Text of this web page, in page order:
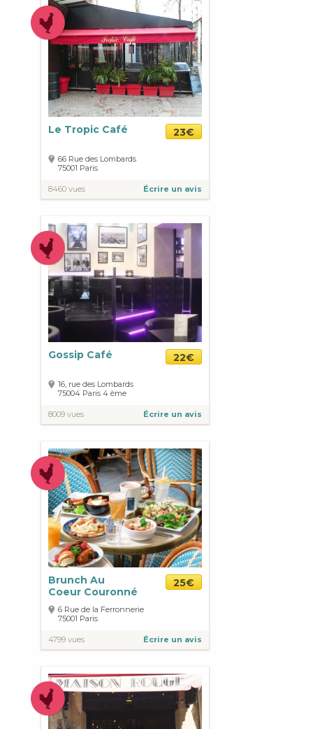
Le Tropic Café 23€
66 Rue des Lombards
75001 Paris
8460 vues Écrire un avis
Gossip Café 22€
16, rue des Lombards
75004 Paris 4 ème
8009 vues Écrire un avis
Brunch Au
Coeur Couronné
25€
6 Rue de la Ferronnerie
75001 Paris
4799 vues Écrire un avis